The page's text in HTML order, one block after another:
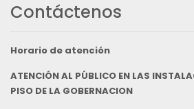
Contáctenos
Horario de atención
ATENCIÓN AL PÚBLICO EN LAS
PISO DE LA GOBERNACION